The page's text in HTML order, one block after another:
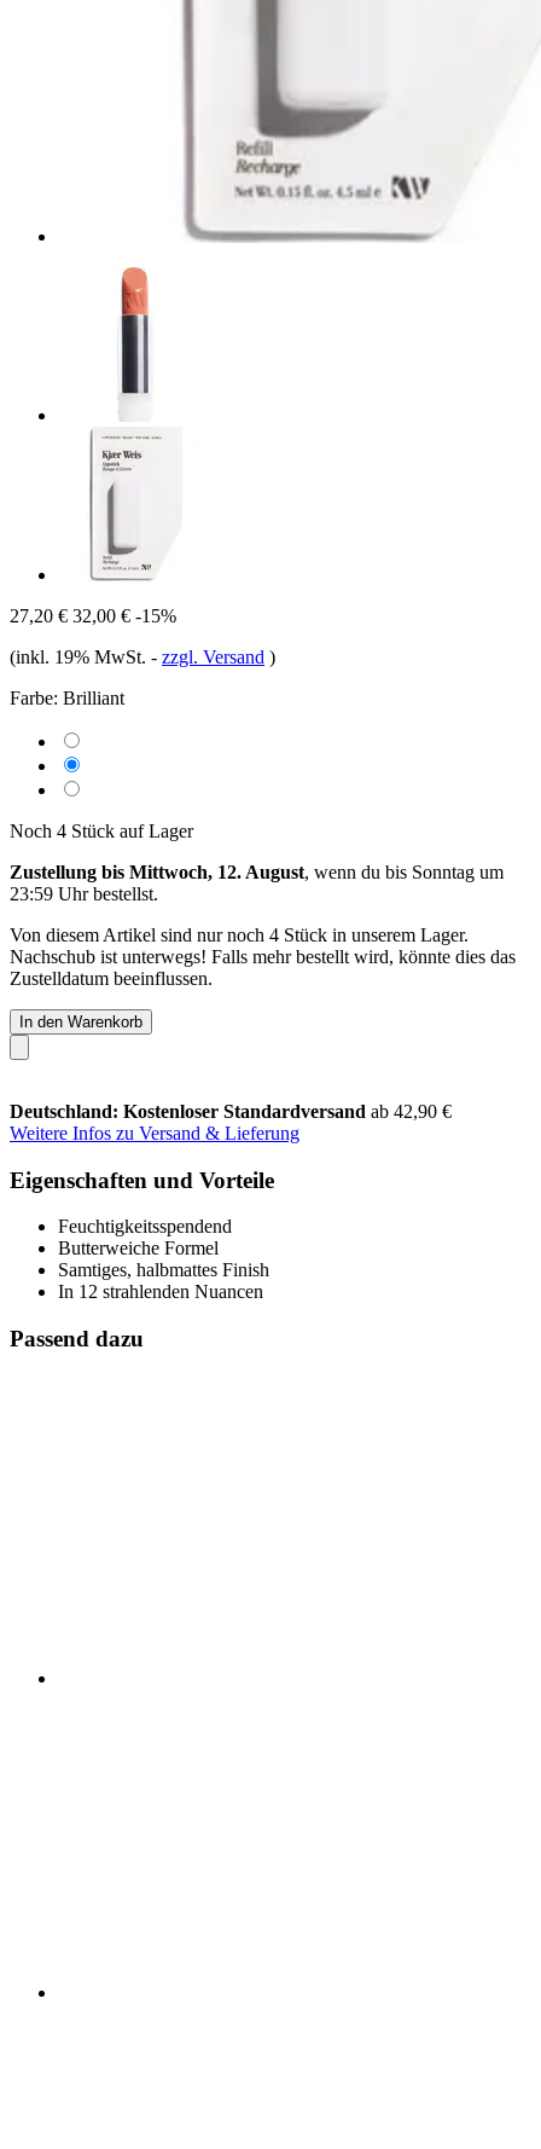
27,20 € 32,00 € -15%
(inkl. 19% MwSt. - zzgl. Versand )
Farbe: Brilliant
Noch 4 Stück auf Lager
Zustellung bis Mittwoch, 12. August, wenn du bis Sonntag um
23:59 Uhrbestellst.
Von diesem Artikel sind nur noch 4 Stück in unserem Lager.
Nachschub ist unterwegs! Falls mehr bestellt wird, könnte dies das
Zustelldatum beeinflussen.
In den Warenkorb
Deutschland: Kostenloser Standardversand ab 42,90 €
Weitere Infos zu Versand & Lieferung
Eigenschaften und Vorteile
Feuchtigkeitsspendend
Butterweiche Formel
Samtiges, halbmattes Finish
In 12 strahlenden Nuancen
Passend dazu